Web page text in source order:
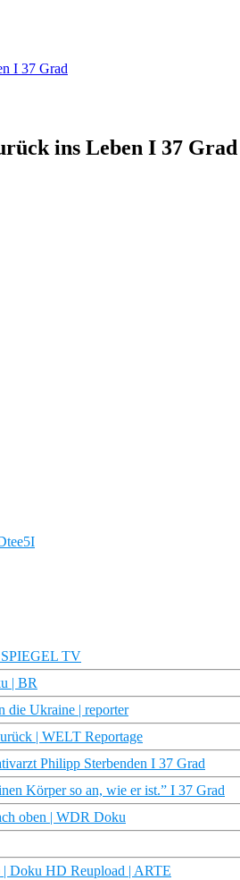
I 37 Grad
ins Leben I 37 Grad
TV
| BR
die Ukraine | reporter
| WELT Reportage
Philipp Sterbenden I 37 Grad
Körper so an, wie er ist.” I 37 Grad
oben | WDR Doku
| Doku HD Reupload | ARTE